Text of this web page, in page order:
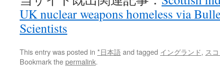
UK nuclear weapons homeless via
Scientists
This entry was posted in *日本語and tagged イングランド, ス
Bookmark thepermalink.